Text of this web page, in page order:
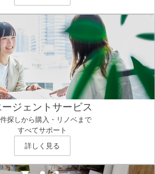
ージェントサービス
探しから購入・リノベまで
すべてサポート
詳しく見る